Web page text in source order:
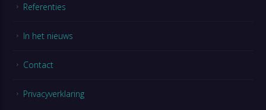
Referenties
In het nieuws
Contact
Privacyverklaring